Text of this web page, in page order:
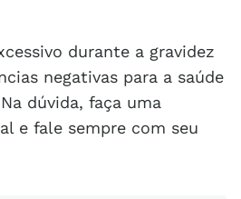
durante a gravidez
negativas para a saúde
dúvida, faça uma
e fale sempre com seu